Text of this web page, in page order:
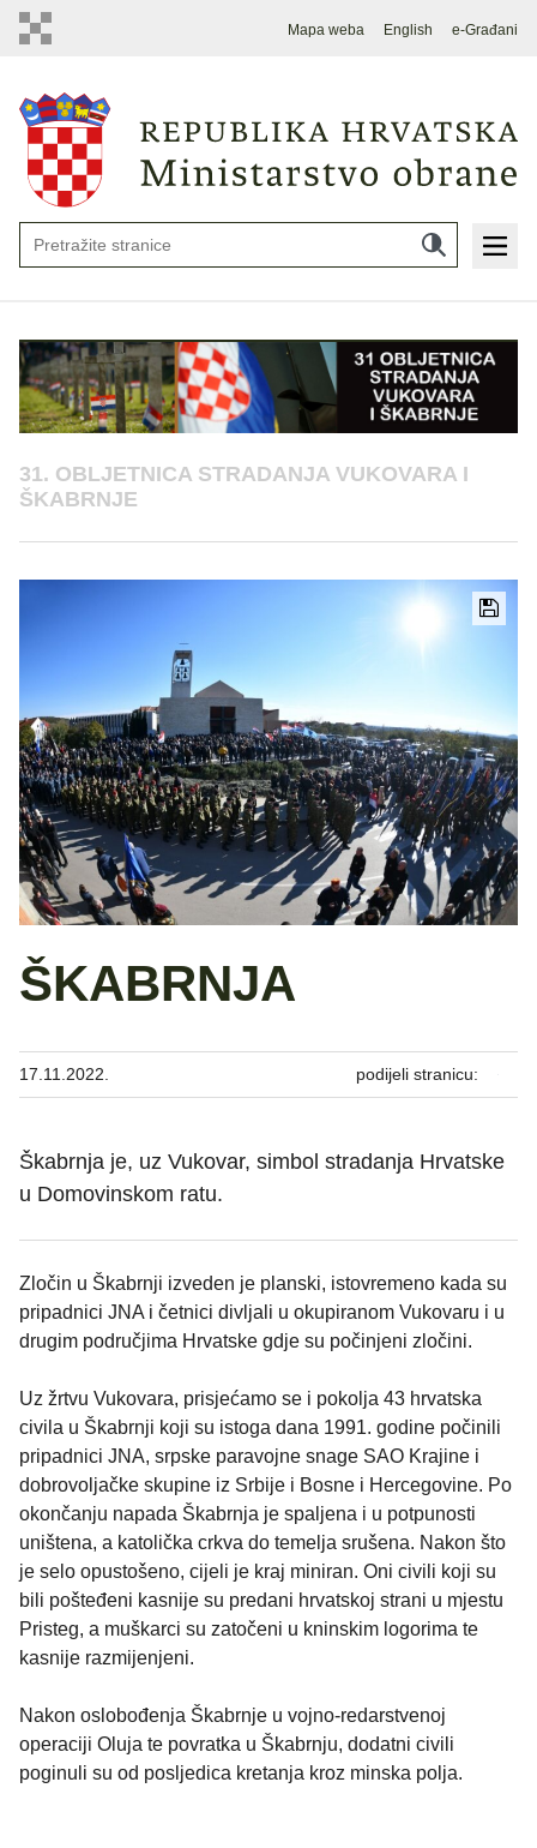
Mapa weba English e-Građani
31. OBLJETNICA STRADANJA VUKOVARA I
ŠKABRNJE
ŠKABRNJA
17.11.2022. podijeli stranicu:
Škabrnja je, uz Vukovar, simbol stradanja Hrvatske
u Domovinskom ratu.
Zločin u Škabrnji izveden je planski, istovremeno kada su
pripadnici JNA i četnici divljali u okupiranom Vukovaru i u
drugim područjima Hrvatske gdje su počinjeni zločini.
Uz žrtvu Vukovara, prisjećamo se i pokolja 43 hrvatska
civila u Škabrnji koji su istoga dana 1991. godine počinili
pripadnici JNA, srpske paravojne snage SAO Krajine i
dobrovoljačke skupine iz Srbije i Bosne i Hercegovine. Po
okončanju napada Škabrnja je spaljena i u potpunosti
uništena, a katolička crkva do temelja srušena. Nakon što
je selo opustošeno, cijeli je kraj miniran. Oni civili koji su
bili pošteđeni kasnije su predani hrvatskoj strani u mjestu
Pristeg, a muškarci su zatočeni u kninskim logorima te
kasnije razmijenjeni.
Nakon oslobođenja Škabrnje u vojno-redarstvenoj
operaciji Oluja te povratka u Škabrnju, dodatni civili
poginuli su od posljedica kretanja kroz minska polja.